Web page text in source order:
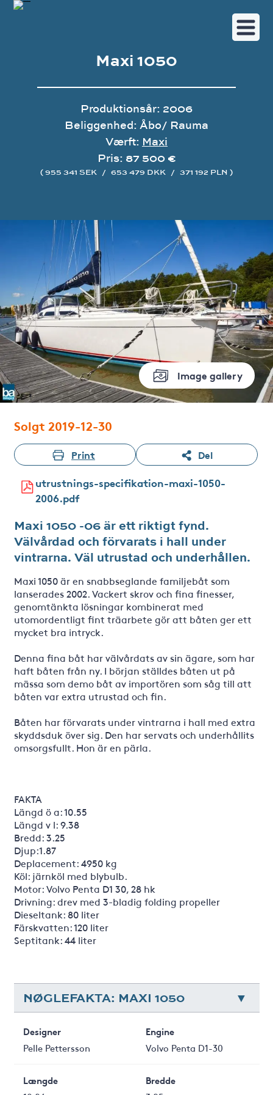
Image gallery
Maxi 1050
Produktionsår: 2006
Beliggenhed: Åbo/ Rauma
Værft: Maxi
Pris: 87 500 €
( 955 341 SEK / 653 479 DKK / 371 192 PLN )
Solgt 2019-12-30
Print Del
utrustnings-specifikation-maxi-1050-
2006.pdf
Maxi 1050 -06 är ett riktigt fynd.
Välvårdad och förvarats i hall under
vintrarna. Väl utrustad och underhållen.
Maxi 1050 är en snabbseglande familjebåt som
lanserades 2002. Vackert skrov och fina finesser,
genomtänkta lösningar kombinerat med
utomordentligt fint träarbete gör att båten ger ett
mycket bra intryck.
Denna fina båt har välvårdats av sin ägare, som har
haft båten från ny. I början ställdes båten ut på
mässa som demo båt av importören som såg till att
båten var extra utrustad och fin.
Båten har förvarats under vintrarna i hall med extra
skyddsduk över sig. Den har servats och underhållits
omsorgsfullt. Hon är en pärla.
FAKTA
Längd ö a: 10.55
Längd v l: 9.38
Bredd: 3.25
Djup:1.87
Deplacement: 4950 kg
Köl: järnköl med blybulb.
Motor: Volvo Penta D1 30, 28 hk
Drivning: drev med 3-bladig folding propeller
Dieseltank: 80 liter
Färskvatten: 120 liter
Septitank: 44 liter
NØGLEFAKTA: MAXI 1050
Designer
Pelle Pettersson
Engine
Volvo Penta D1-30
Længde
Bredde